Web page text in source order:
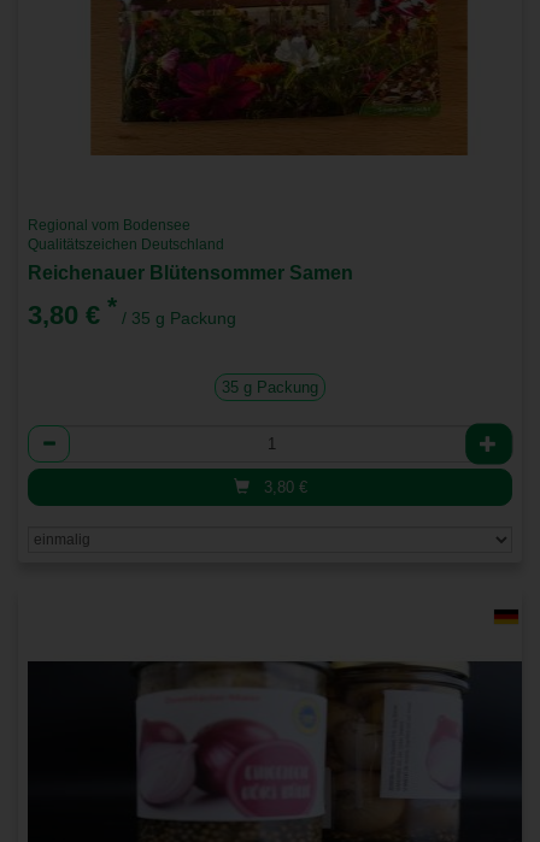
Regional vom Bodensee
Qualitätszeichen Deutschland
Reichenauer Blütensommer Samen
3,80 € * / 35 g Packung
35 g Packung
Anzahl
3,80 €